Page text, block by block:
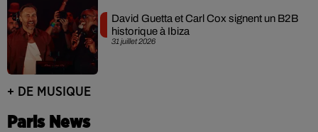
31 juillet 2026
David Guetta et Carl Cox signent un B2B
historique à Ibiza
+ DE MUSIQUE
Paris News